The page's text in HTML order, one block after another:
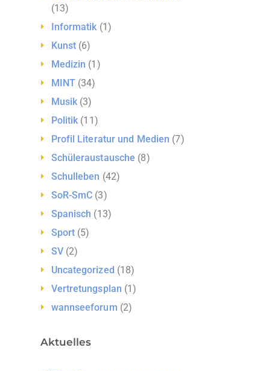
(13)
Informatik (1)
Kunst (6)
Medizin (1)
MINT(34)
Musik (3)
Politik (11)
Profil Literatur und Medien (7)
Schüleraustausche (8)
Schulleben (42)
SoR-SmC (3)
Spanisch (13)
Sport (5)
SV(2)
Uncategorized (18)
Vertretungsplan (1)
wannseeforum (2)
Aktuelles